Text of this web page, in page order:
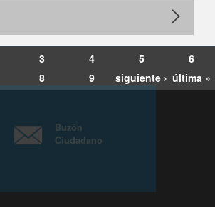
3 4 5
6
8 9 siguiente › última »